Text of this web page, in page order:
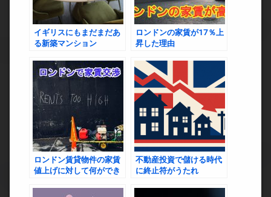
イギリスにもまだまだあ
る新築マンション
ロンドンの家賃が17％上
昇した理由
ロンドン賃貸物件の家賃
値上げに対して何ができ
不動産投資で儲ける時代
に終止符がうたれ